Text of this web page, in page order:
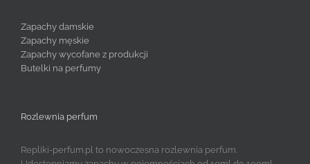
Zapachy damskie
Zapachy męskie
Zapachy wycofane z produkcji
Butelki na perfumy
Rozlewnia perfum
Repliki-perfum.pl to nowoczesna rozlewnia perfum.